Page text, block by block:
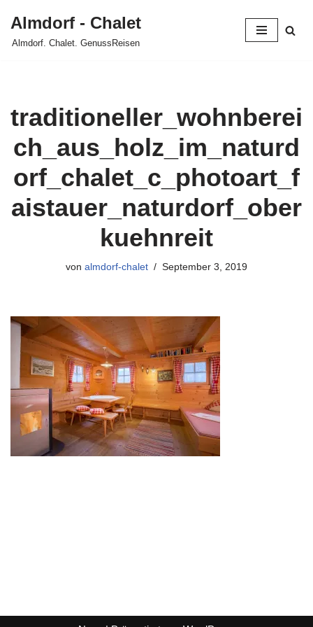
Zum
Almdorf - Chalet
Almdorf. Chalet. GenussReisen
traditioneller_wohnberei
ch_aus_holz_im_naturd
orf_chalet_c_photoart_f
aistauer_naturdorf_ober
kuehnreit
von almdorf-chalet September 3, 2019